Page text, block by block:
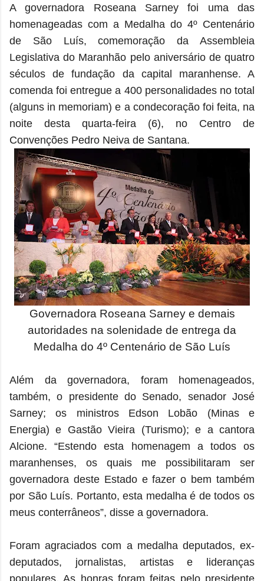
A governadora Roseana Sarney foi uma das
homenageadas com a Medalha do 4º Centenário
de São Luís, comemoração da Assembleia
Legislativa do Maranhão pelo aniversário de quatro
séculos de fundação da capital maranhense. A
comenda foi entregue a 400 personalidades no total
(alguns in memoriam) e a condecoração foi feita, na
noite desta quarta-feira (6), no Centro de
Convenções Pedro Neiva de Santana.
Governadora Roseana Sarney e demais
autoridades na solenidade de entrega da
Medalha do 4º Centenário de São Luís
Além da governadora, foram homenageados,
também, o presidente do Senado, senador José
Sarney; os ministros Edson Lobão (Minas e
Energia) e Gastão Vieira (Turismo); e a cantora
Alcione. “Estendo esta homenagem a todos os
maranhenses, os quais me possibilitaram ser
governadora deste Estado e fazer o bem também
por São Luís. Portanto, esta medalha é de todos os
meus conterrâneos”, disse a governadora.
Foram agraciados com a medalha deputados, ex-
deputados, jornalistas, artistas e lideranças
populares. As honras foram feitas pelo presidente